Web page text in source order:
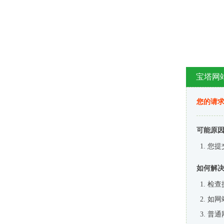
宝塔网
您的请
可能原
您提
如何解
检查
如网
普通